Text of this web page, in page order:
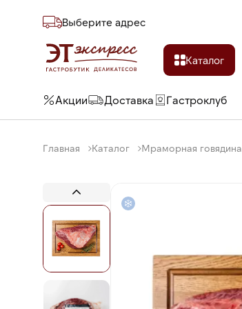
Выберите адреc
Каталог
Акции Доставка Гастроклуб
Главная Каталог Мраморная говядина